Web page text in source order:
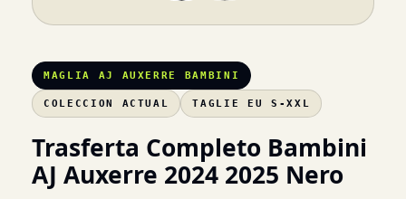
MAGLIA AJ AUXERRE BAMBINI
COLECCION ACTUAL TAGLIE EU S-XXL
Trasferta Completo Bambini
AJ Auxerre 2024 2025 Nero